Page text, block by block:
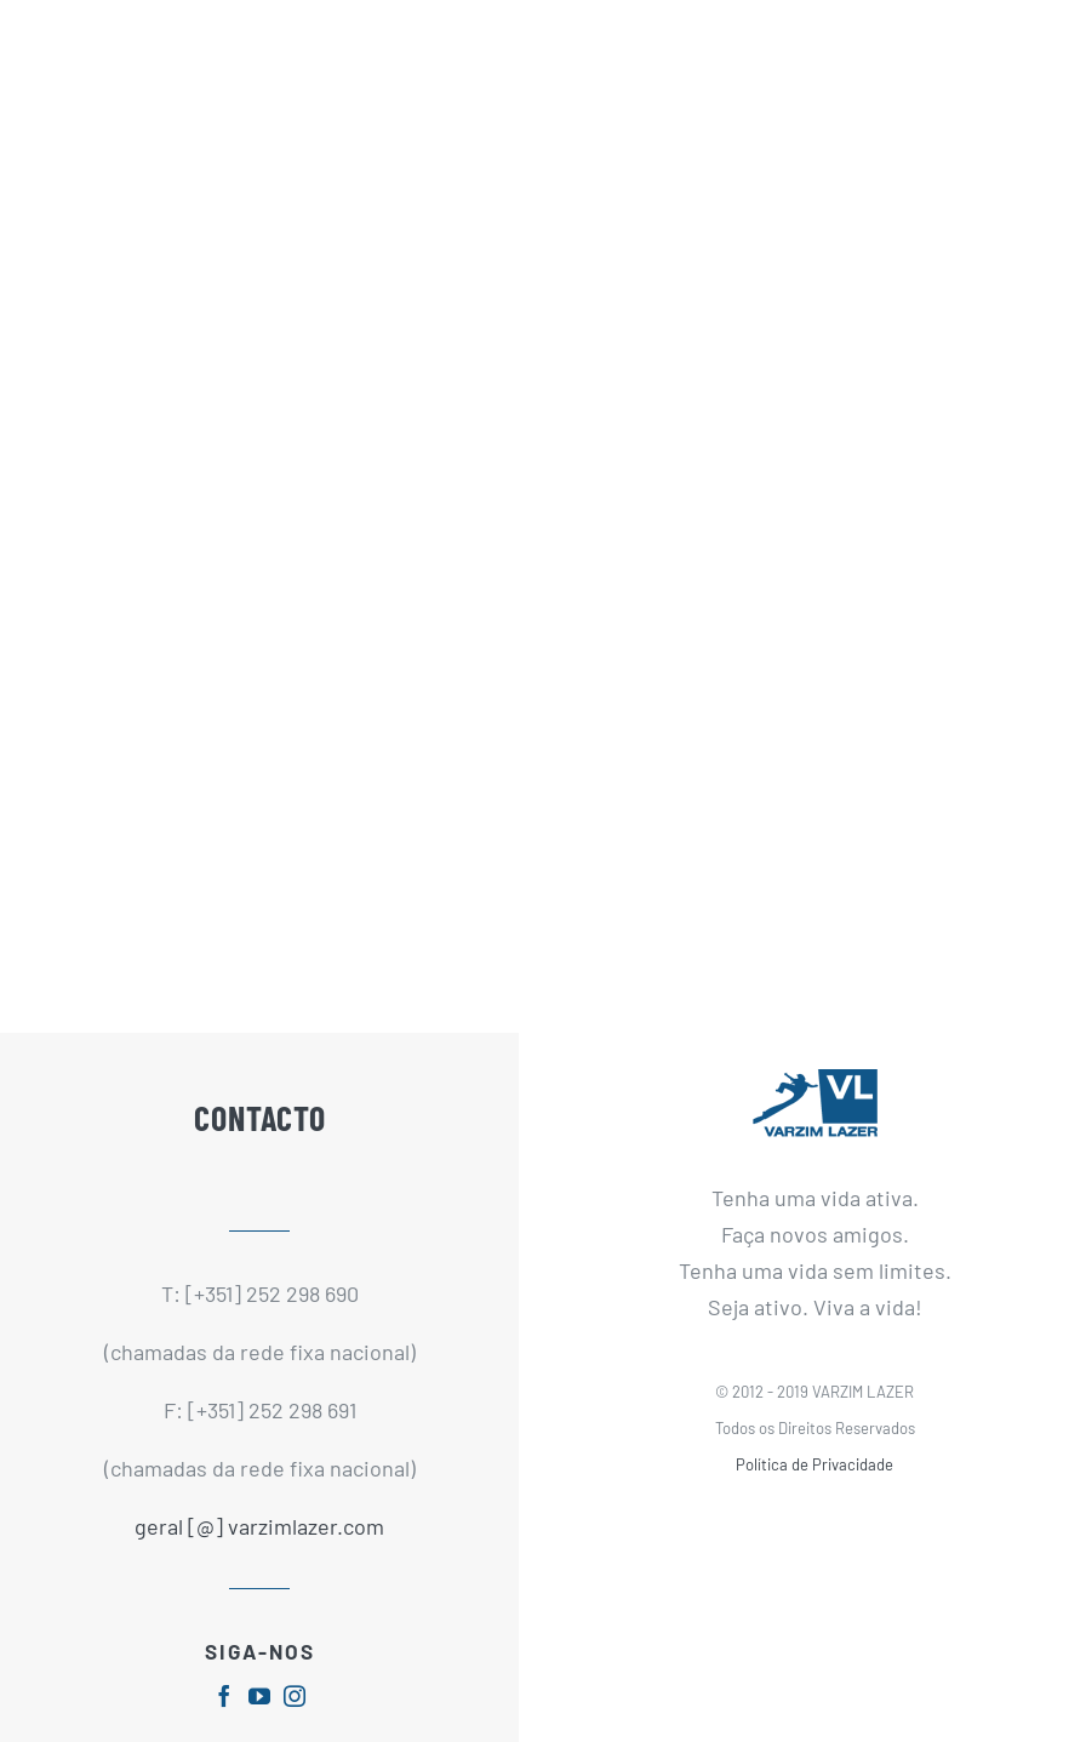
CONTACTO
T: [+351] 252 298 690
(chamadas da rede fixa nacional)
F: [+351] 252 298 691
(chamadas da rede fixa nacional)
geral [@] varzimlazer.com
SIGA-NOS
Tenha uma vida ativa.
Faça novos amigos.
Tenha uma vida sem limites.
Seja ativo. Viva a vida!
© 2012 - 2019 VARZIM LAZER
Todos os Direitos Reservados
Política de Privacidade